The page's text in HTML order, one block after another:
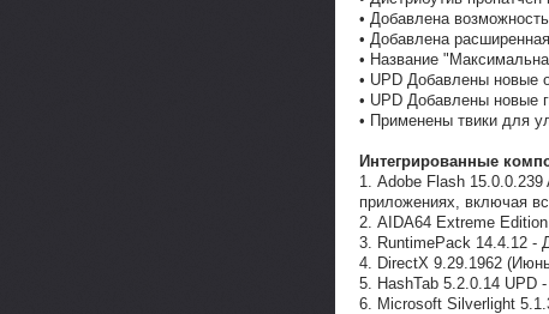
• Добавлена
• Добавлена
• Название
• UPD Добавлены новые
• UPD Добавлены новые
• Применены твики для
Интегрированные
1. Adobe Flash
приложениях, включая
2. AIDA64 Extreme
3. RuntimePack 14.4.12 -
4. DirectX 9.29.1962
5. HashTab 5.2.0.14 UPD
6. Microsoft Silverlight